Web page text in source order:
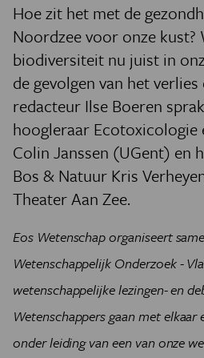
JONGE UITDAGERS
Hoe zit het met de
Noordzee voor onze kust?
biodiversiteit nu juist in
de gevolgen van het verlies
redacteur Ilse Boeren
hoogleraar Ecotoxicologie
Colin Janssen (UGent) en
Bos & Natuur Kris
Theater Aan Zee.
Eos Wetenschap organiseert
Wetenschappelijk Onderzoek -
wetenschappelijke lezingen- en
Wetenschappers gaan met
onder leiding van een van onze